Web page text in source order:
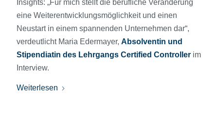
Insights: „Für mich stellt die berufliche Veränderung
eine Weiterentwicklungsmöglichkeit und einen
Neustart in einem spannenden Unternehmen dar“,
verdeutlicht Maria Edermayer, Absolventin und
Stipendiatin des Lehrgangs Certified Controllerim
Interview.
Weiterlesen